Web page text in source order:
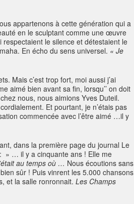
appartenons à cette génération qui a
en le sculptant comme une œuvre
le silence et détestaient le
En écho du sens universel. « Je
Mais c’est trop fort, moi aussi j’ai
aimé bien avant sa fin, lorsqu’’ on doit
nous, nous aimions Yves Duteil.
Et pourtant, je n’étais pas
commencée avec l’être aimé …il y
dans la première page du journal Le
» … il y a cinquante ans ! Elle me
au temps où … Nous écoutions sans
sûr ! Puis vinrent les 5.000 chansons
et la salle ronronnait. Les Champs